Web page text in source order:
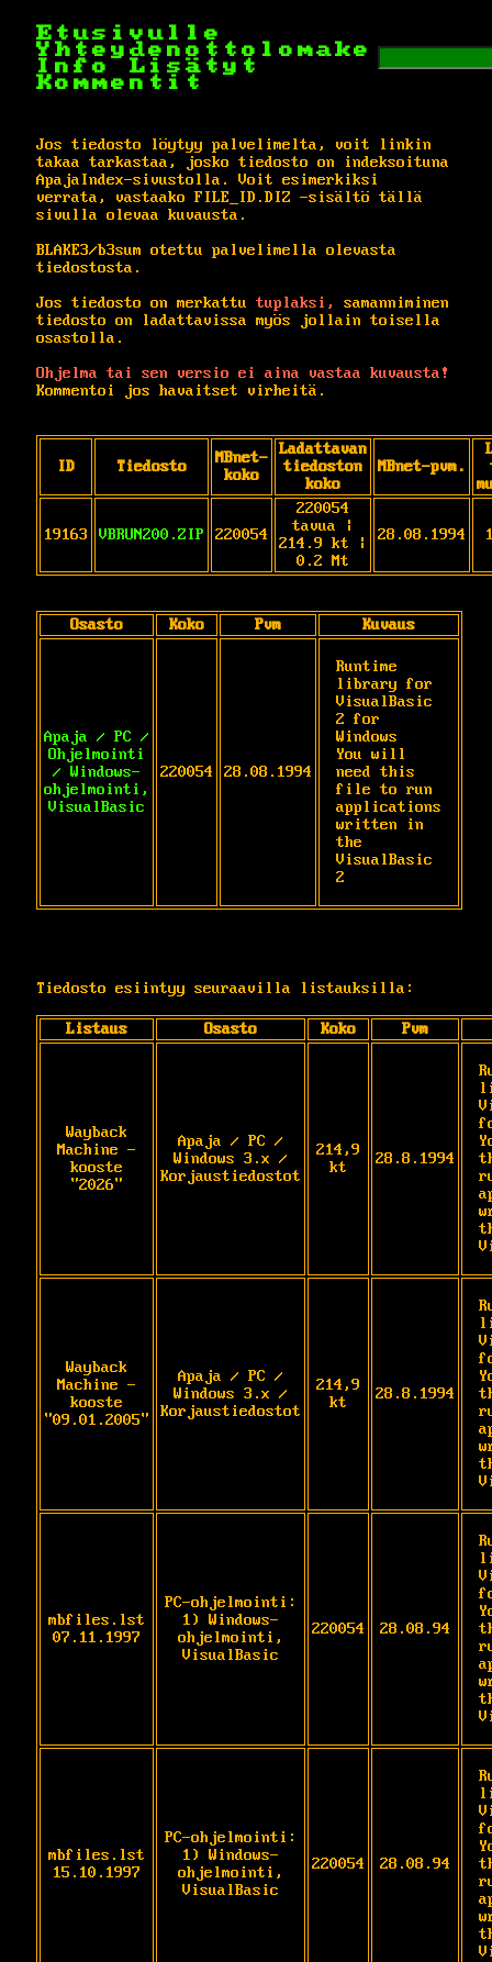
Etusivulle
Yhteydenottolomake
Info
Lisätyt
Kommentit
Jos tiedosto löytyy palvelimelta, voit linkin
takaa tarkastaa, josko tiedosto on indeksoituna
ApajaIndex-sivustolla. Voit esimerkiksi
verrata, vastaako FILE_ID.DIZ -sisältö tällä
sivulla olevaa kuvausta.
BLAKE3/b3sum otettu palvelimella olevasta
tiedostosta.
Jos tiedosto on merkattu tuplaksi,
samanniminen
tiedosto on ladattavissa myös jollain toisella
osastolla.
Ohjelma tai sen versio ei aina vastaa kuvausta!
Kommentoi jos havaitset virheitä.
ID Tiedosto
MBnet-
koko
Ladattavan
tiedoston
koko
MBnet-pvm.
19163 VBRUN200.ZIP 220054
220054
tavua |
214.9 kt |
0.2 Mt
28.08.1994
Osasto Koko Pvm Kuvaus
Apaja / PC /
Ohjelmointi
/ Windows-
ohjelmointi,
VisualBasic
220054 28.08.1994
Runtime
library for
VisualBasic
2 for
Windows
You will
need this
file to run
applications
written in
the
VisualBasic
2
Tiedosto esiintyy seuraavilla listauksilla:
Listaus Osasto Koko Pvm
Wayback
Machine -
kooste
"2026"
Apaja / PC /
Windows 3.x /
Korjaustiedostot
214,9
kt
28.8.1994
Wayback
Machine -
kooste
"09.01.2005"
Apaja / PC /
Windows 3.x /
Korjaustiedostot
214,9
kt
28.8.1994
mbfiles.lst
07.11.1997
PC-ohjelmointi:
1) Windows-
ohjelmointi,
VisualBasic
220054 28.08.94
mbfiles.lst
15.10.1997
PC-ohjelmointi:
1) Windows-
ohjelmointi,
VisualBasic
220054 28.08.94